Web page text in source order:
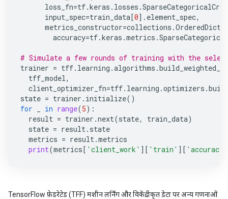
loss_fn=tf.keras . losses .
input_spec=train_data[0] . element_spec,
metrics_constructor=collections .OrderedDict
accuracy=tf.keras .metrics .
# Simulate a few rounds of training with the
trainer = tff. learning .algorithms .
tff_model,
client_optimizer_fn=tff. learning .optimizers .
state = trainer . initialize()
for
in range(5):
result = trainer .next(state, train_data)
state = result. state
metrics = result.metrics
print(metrics[ 'client_work' ][ 'train' ][ 'accuracy'
TensorFlow फ़ेडरेटेड (TFF) मशीन लर्निंग और विकेंद्रीकृत डेटा पर अन्य गणनाओं